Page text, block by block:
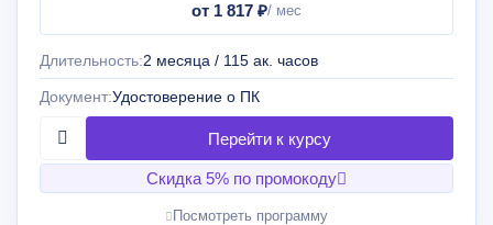
от 1 817 ₽
Длительность:2 месяца / 115 ак. часов
Документ:Удостоверение о ПК
Скидка 5% по промокоду
Посмотреть программу